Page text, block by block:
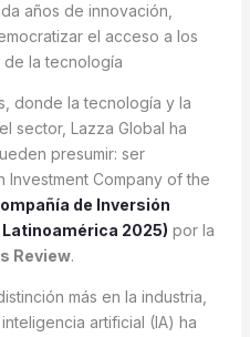
años de innovación,
el acceso a los
la tecnología
donde la tecnología y la
sector, Lazza Global ha
presumir: ser
Investment Company of the
de Inversión
Latinoamérica 2025) por la
Review.
más en la industria,
artificial (IA) ha